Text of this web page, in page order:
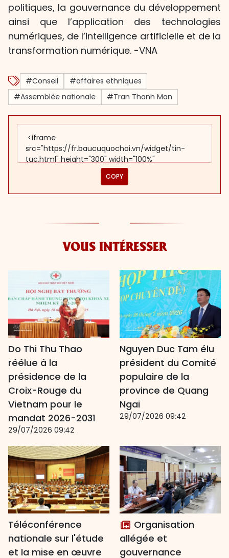
politiques, la gouvernance du développement
ainsi que l’application des technologies
numériques, de l’intelligence artificielle et de la
transformation numérique. -VNA
#Conseil
#affaires ethniques
#Assemblée nationale
#Tran Thanh Man
COPY
VOUS INTÉRESSER
Do Thi Thu Thao
réélue à la
présidence de la
Croix-Rouge du
Vietnam pour le
mandat 2026-2031
29/07/2026 09:42
Nguyen Duc Tam élu
président du Comité
populaire de la
province de Quang
Ngai
29/07/2026 09:42
Téléconférence
nationale sur l'étude
et la mise en œuvre
Organisation
allégée et
gouvernance